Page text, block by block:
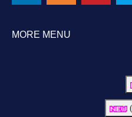
MORE MENU